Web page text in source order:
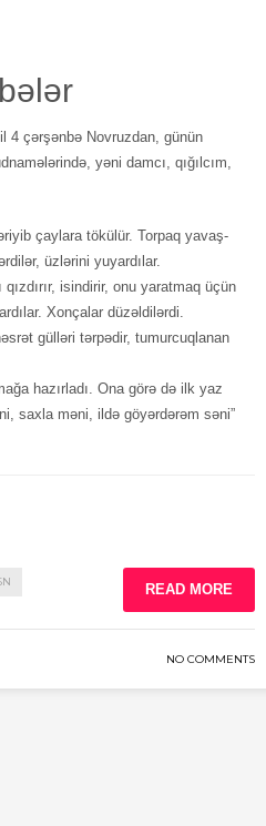
4 çərşənbə Novruzdan, günün
yəni damcı, qığılcım,
çaylara tökülür. Torpaq yavaş-
üzlərini yuyardılar.
isindirir, onu yaratmaq üçün
Xonçalar düzəldilərdi.
gülləri tərpədir, tumurcuqlanan
hazırladı. Ona görə də ilk yaz
saxla məni, ildə göyərdərəm səni”
READ MORE
NO COMMENTS